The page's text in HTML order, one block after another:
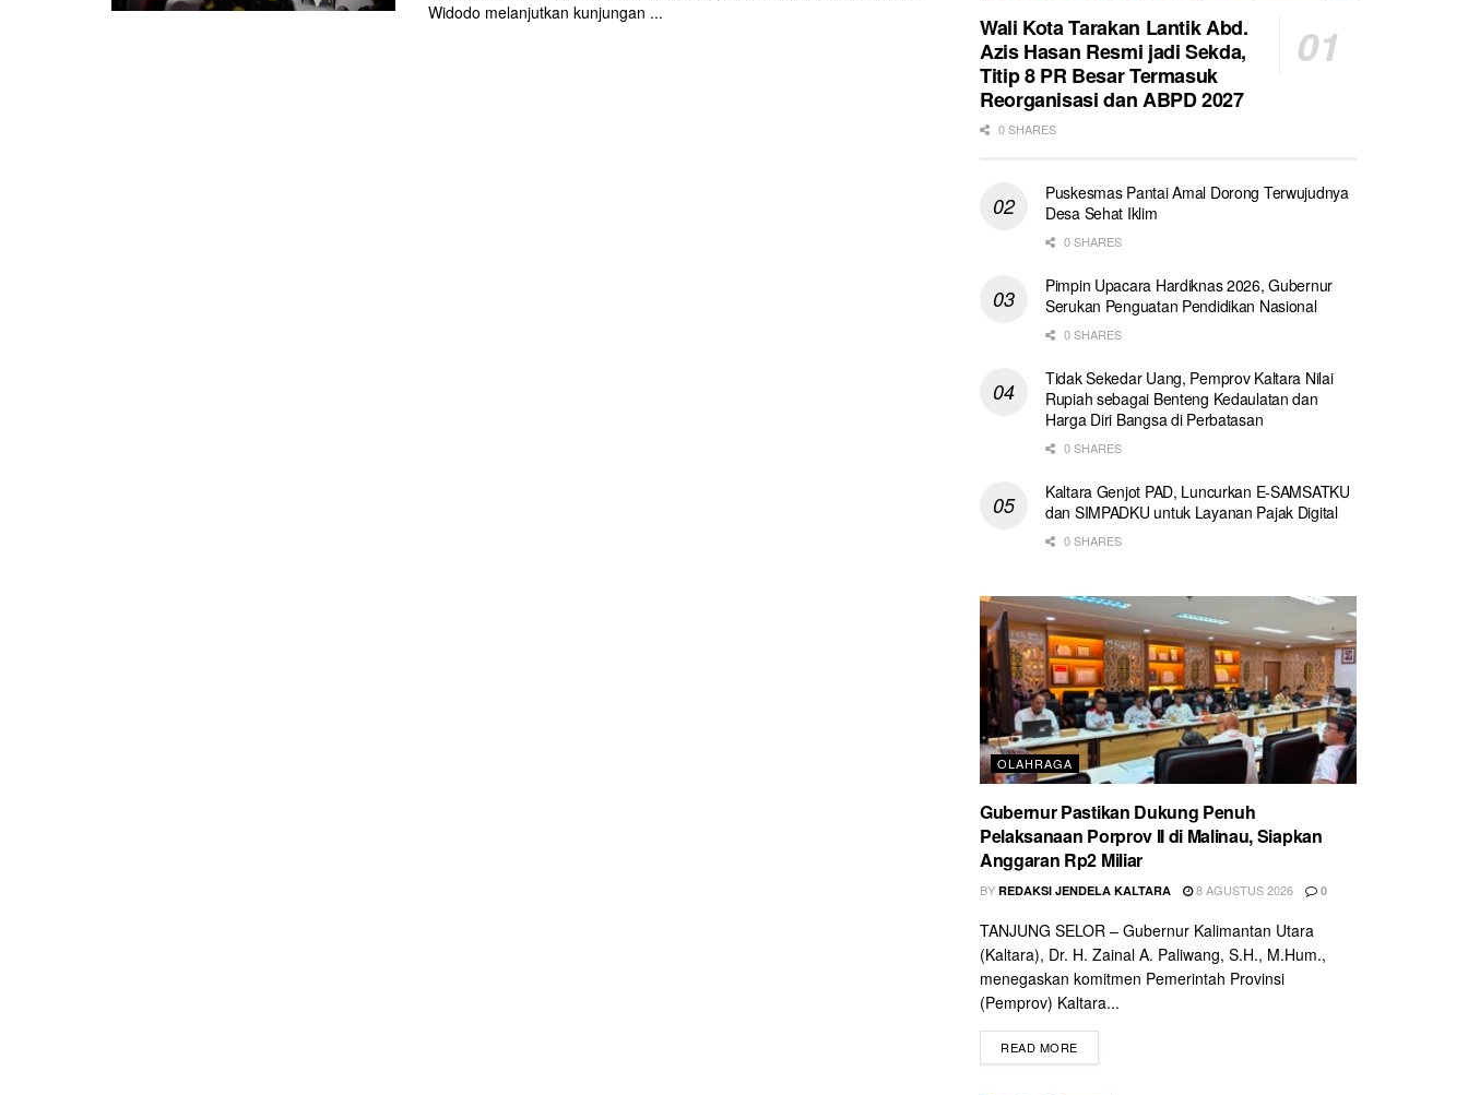
Widodo melanjutkan kunjungan ...
Wali Kota Tarakan Lantik Abd.
Azis Hasan Resmi jadi Sekda,
Titip 8 PR Besar Termasuk
Reorganisasi dan ABPD 2027
0 SHARES
Puskesmas Pantai Amal Dorong Terwujudnya
Desa Sehat Iklim
0 SHARES
Pimpin Upacara Hardiknas 2026, Gubernur
Serukan Penguatan Pendidikan Nasional
0 SHARES
Tidak Sekedar Uang, Pemprov Kaltara Nilai
Rupiah sebagai Benteng Kedaulatan dan
Harga Diri Bangsa di Perbatasan
0 SHARES
Kaltara Genjot PAD, Luncurkan E-SAMSATKU
dan SIMPADKU untuk Layanan Pajak Digital
0 SHARES
OLAHRAGA
Gubernur Pastikan Dukung Penuh
Pelaksanaan Porprov II di Malinau, Siapkan
Anggaran Rp2 Miliar
BY REDAKSI JENDELA KALTARA 8 AGUSTUS 2026 0
TANJUNG SELOR – Gubernur Kalimantan Utara
(Kaltara), Dr. H. Zainal A. Paliwang, S.H., M.Hum.,
menegaskan komitmen Pemerintah Provinsi
(Pemprov) Kaltara...
READ MORE